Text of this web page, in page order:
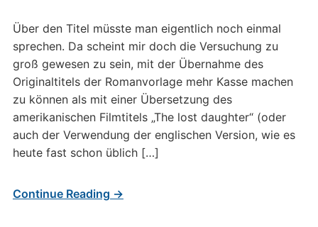
Über den Titel müsste man eigentlich noch einmal
sprechen. Da scheint mir doch die Versuchung zu
groß gewesen zu sein, mit der Übernahme des
Originaltitels der Romanvorlage mehr Kasse machen
zu können als mit einer Übersetzung des
amerikanischen Filmtitels „The lost daughter“ (oder
auch der Verwendung der englischen Version, wie es
heute fast schon üblich […]
Continue Reading →